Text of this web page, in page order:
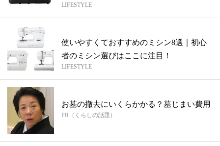
LIFESTYLE
使いやすくておすすめのミシン8選｜初心
者のミシン選びはここに注目！
LIFESTYLE
お墓の撤去にいくらかかる？墓じまい費用
PR（くらしの話題）